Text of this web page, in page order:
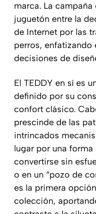
marca. La
juguetón entre la
de Internet por las
perros, enfatizando
decisiones de
El TEDDY en sí es
definido por su
confort clásico.
prescinde de las
intrincados
lugar por una
convertirse sin
o en un “pozo de
es la primera
colección,